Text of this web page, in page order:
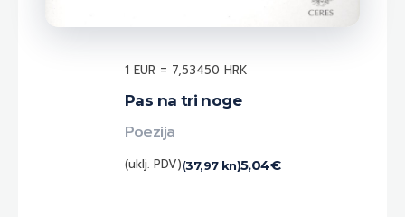
Pas na tri noge
5,04€
(37,97 kn)
(uklj. PDV)
Poezija
1 EUR = 7,53450 HRK